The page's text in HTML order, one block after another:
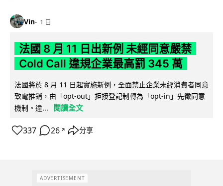
Vin 1 日
法國 8 月 11 日出新例 未經同意嚴禁
Cold Call 違規企業最高罰 345 萬
法國將於 8 月 11 日起實施新例，全面禁止企業未經消費者同意
致電推銷，由「opt-out」拒接登記制轉為「opt-in」先徵同意
機制。違...
閱讀全文
337 26 ↗ 分享
ADVERTISEMENT